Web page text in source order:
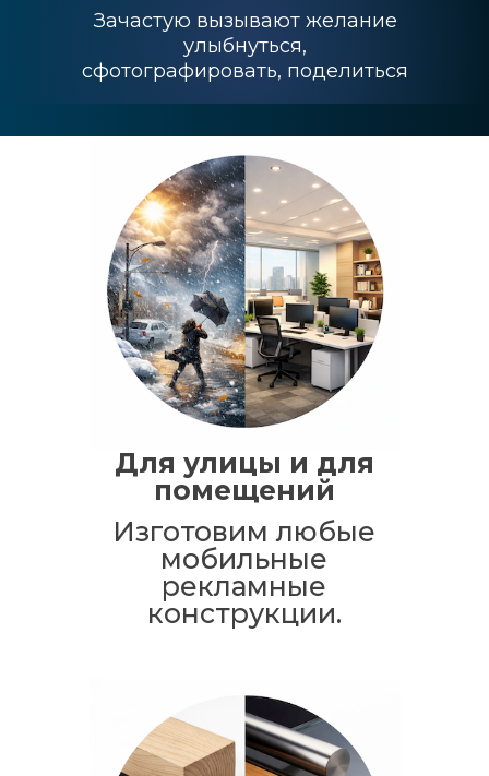
Зачастую вызывают желание
улыбнуться,
сфотографировать, поделиться
Изготовим любые
мобильные
рекламные
конструкции.
Для улицы и для
помещений